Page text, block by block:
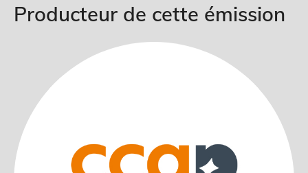
Producteur de cette émission